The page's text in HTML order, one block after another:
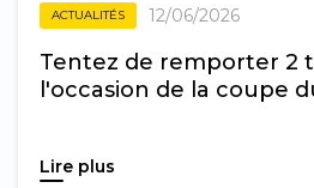
ACTUALITÉS 12/06/2026
Tentez de remporter 2
l'occasion de la coupe
Lire plus